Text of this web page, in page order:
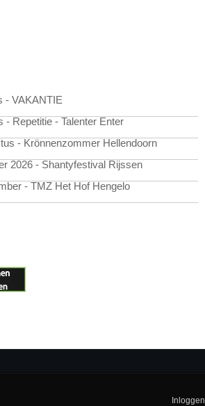
- VAKANTIE
- Repetitie - Talenter Enter
- Krönnenzommer Hellendoorn
2026 - Shantyfestival Rijssen
- TMZ Het Hof Hengelo
Inloggen